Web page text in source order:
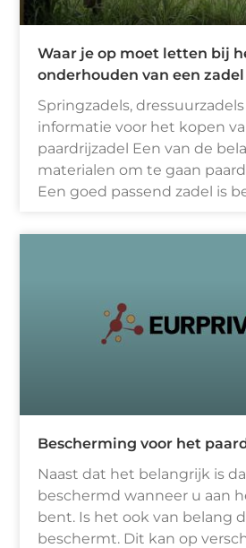
Waar je op moet letten bij
onderhouden van een zadel
Springzadels,
informatie voor het kopen
paardrijzadel Een van de
materialen om te gaan
Een goed passend zadel is
Bescherming voor het
Naast dat het belangrijk is
beschermd wanneer u aan
bent. Is het ook van belang
beschermt. Dit kan op